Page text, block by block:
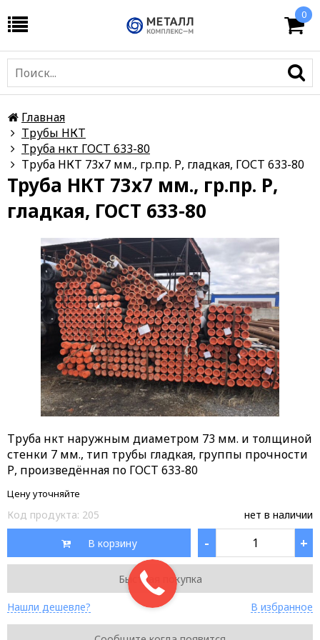
0
Главная
Трубы НКТ
Труба нкт ГОСТ 633-80
Труба НКТ 73х7 мм., гр.пр. Р, гладкая, ГОСТ 633-80
Труба НКТ 73х7 мм., гр.пр. Р,
гладкая, ГОСТ 633-80
Труба нкт наружным диаметром 73 мм. и толщиной
стенки 7 мм., тип трубы гладкая, группы прочности
Р, произведённая по ГОСТ 633-80
Цену уточняйте
Код продукта: 205 нет в наличии
В корзину - +
Быстрая покупка
Нашли дешевле? В избранное